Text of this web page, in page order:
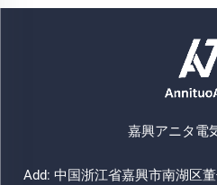
嘉興アニタ電
Add: 中国浙江省嘉興市南湖区